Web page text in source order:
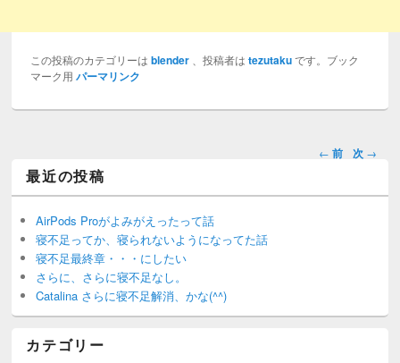
この投稿のカテゴリーはblender 、投稿者はtezutakuです。ブック
マーク用パーマリンク
投稿ナビ
← 前 次 →
最近の投稿
AirPods Proがよみがえったって話
寝不足ってか、寝られないようになってた話
寝不足最終章・・・にしたい
さらに、さらに寝不足なし。
Catalina さらに寝不足解消、かな(^^)
カテゴリー